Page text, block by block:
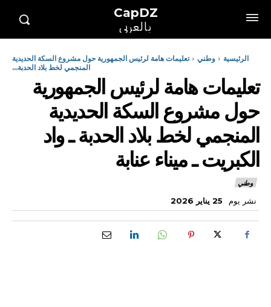
CapDZ
بالعربي
الرئيسية وطني
تعليمات هامة لرئيس الجمهورية حول مشروع السكة الحديدية
المنجمي لخط بلاد الحدبة...
تعليمات هامة لرئيس الجمهورية
حول مشروع السكة الحديدية
المنجمي لخط بلاد الحدبة ـ واد
الكبريت ـ ميناء عنابة
وطني
نشر يوم 25 يناير 2026